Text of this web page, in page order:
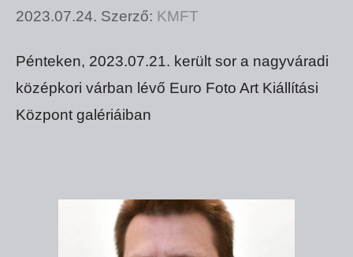
2023.07.24. Szerző: KMFT
Pénteken, 2023.07.21. került sor a nagyváradi
középkori várban lévő Euro Foto Art Kiállítási
Központ galériáiban